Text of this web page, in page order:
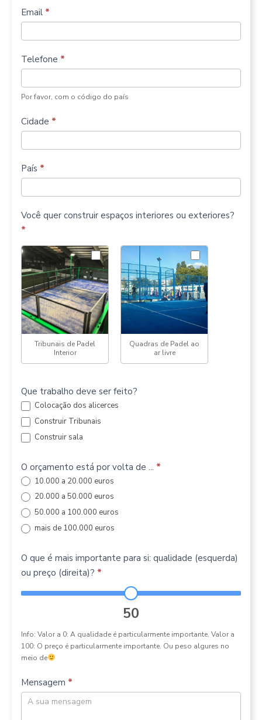
tribunais
Email *
Telefone *
Por favor, com o código do país
Cidade *
País *
Você quer construir espaços interiores ou exteriores?
*
Tribunais de Padel
Interior
Quadras de Padel ao
ar livre
Que trabalho deve ser feito?
Colocação dos alicerces
Construir Tribunais
Construir sala
O orçamento está por volta de ... *
10.000 a 20.000 euros
20.000 a 50.000 euros
50.000 a 100.000 euros
mais de 100.000 euros
O que é mais importante para si: qualidade (esquerda)
ou preço (direita)? *
50
Info: Valor a 0: A qualidade é particularmente importante. Valor a
100: O preço é particularmente importante. Ou peso algures no
meio de
Mensagem *